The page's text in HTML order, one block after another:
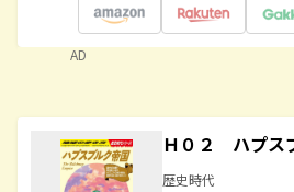
AD
Ｈ０２ ハプス
歴史時代